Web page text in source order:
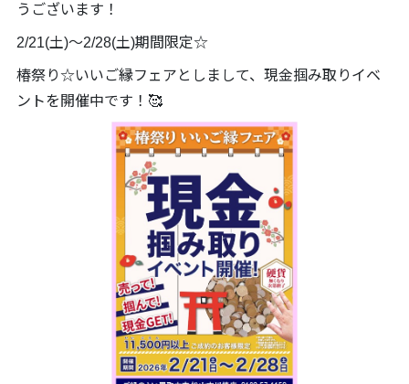
うございます！
2/21(土)～2/28(土)期間限定☆
椿祭り☆いいご縁フェアとしまして、現金掴み取りイベ
ントを開催中です！🥰